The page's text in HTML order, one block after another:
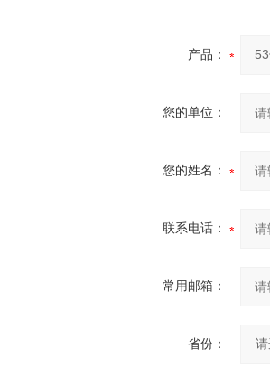
产品：
您的单位：
您的姓名：
联系电话：
常用邮箱：
省份：